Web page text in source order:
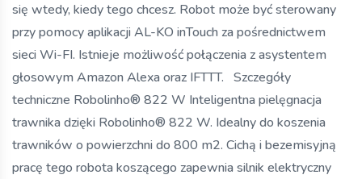
się wtedy, kiedy tego chcesz. Robot może być sterowany
przy pomocy aplikacji AL-KO inTouch za pośrednictwem
sieci Wi-FI. Istnieje możliwość połączenia z asystentem
głosowym Amazon Alexa oraz IFTTT. Szczegóły
techniczne Robolinho® 822 W Inteligentna pielęgnacja
trawnika dzięki Robolinho® 822 W. Idealny do koszenia
trawników o powierzchni do 800 m2. Cichą i bezemisyjną
pracę tego robota koszącego zapewnia silnik elektryczny